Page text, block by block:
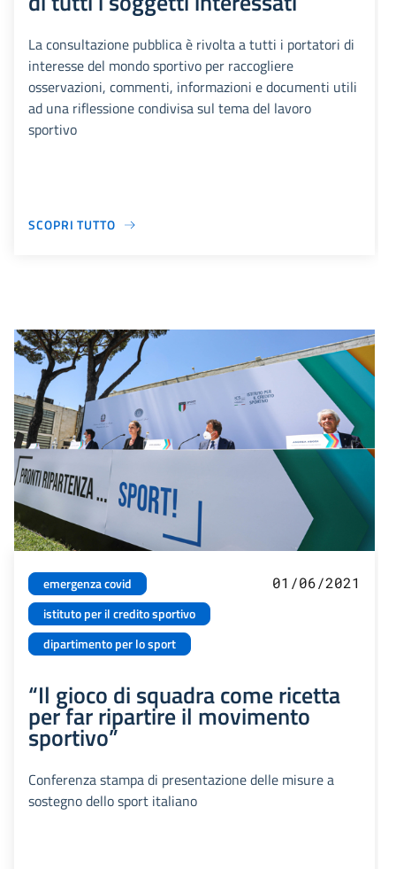
La consultazione pubblica è rivolta a tutti i portatori di
interesse del mondo sportivo per raccogliere
osservazioni, commenti, informazioni e documenti utili
ad una riflessione condivisa sul tema del lavoro
sportivo
SCOPRI TUTTO
emergenza covid
istituto per il credito sportivo
dipartimento per lo sport
01/06/2021
“Il gioco di squadra come ricetta
per far ripartire il movimento
sportivo”
Conferenza stampa di presentazione delle misure a
sostegno dello sport italiano